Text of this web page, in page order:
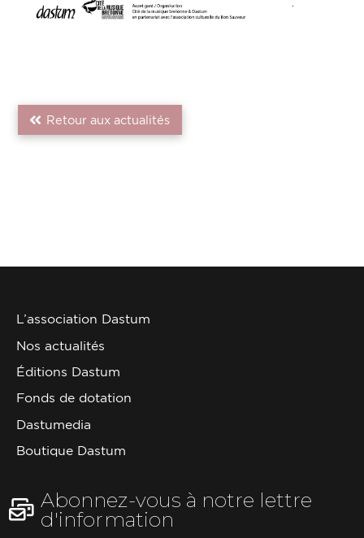
Retour aux actualités
L’association Dastum
Nos actualités
Éditions Dastum
Fonds de dotation
Dastumedia
Boutique Dastum
Abonnez-vous à notre lettre
d'information